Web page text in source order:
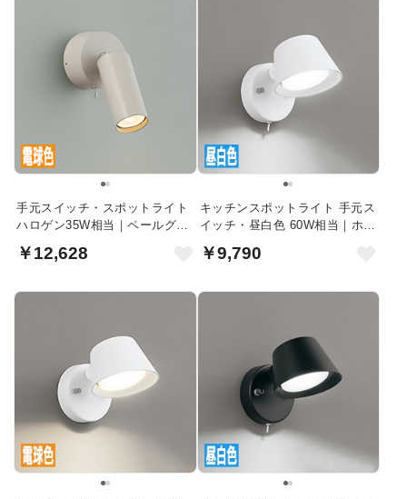
手元スイッチ・スポットライト
ハロゲン35W相当｜ペールグレ
￥12,628
キッチンスポットライト 手元ス
イッチ・昼白色 60W相当｜ホワ
￥9,790